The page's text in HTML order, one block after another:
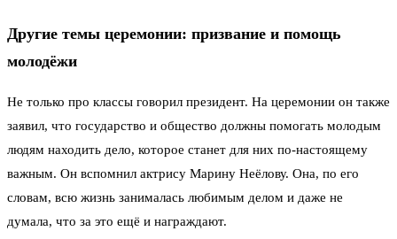
Другие темы церемонии: призвание и помощь
молодёжи
Не только про классы говорил президент. На церемонии он также
заявил, что государство и общество должны помогать молодым
людям находить дело, которое станет для них по-настоящему
важным. Он вспомнил актрису Марину Неёлову. Она, по его
словам, всю жизнь занималась любимым делом и даже не
думала, что за это ещё и награждают.